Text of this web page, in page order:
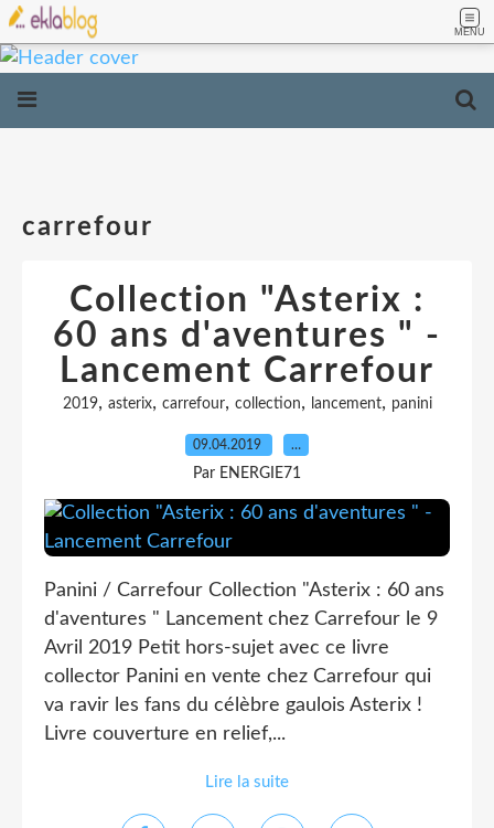
MENU
carrefour
Collection "Asterix :
60 ans d'aventures " -
Lancement Carrefour
2019, asterix, carrefour, collection, lancement, panini
09.04.2019 …
Par ENERGIE71
Panini / Carrefour Collection "Asterix : 60 ans
d'aventures " Lancement chez Carrefour le 9
Avril 2019 Petit hors-sujet avec ce livre
collector Panini en vente chez Carrefour qui
va ravir les fans du célèbre gaulois Asterix !
Livre couverture en relief,...
Lire la suite